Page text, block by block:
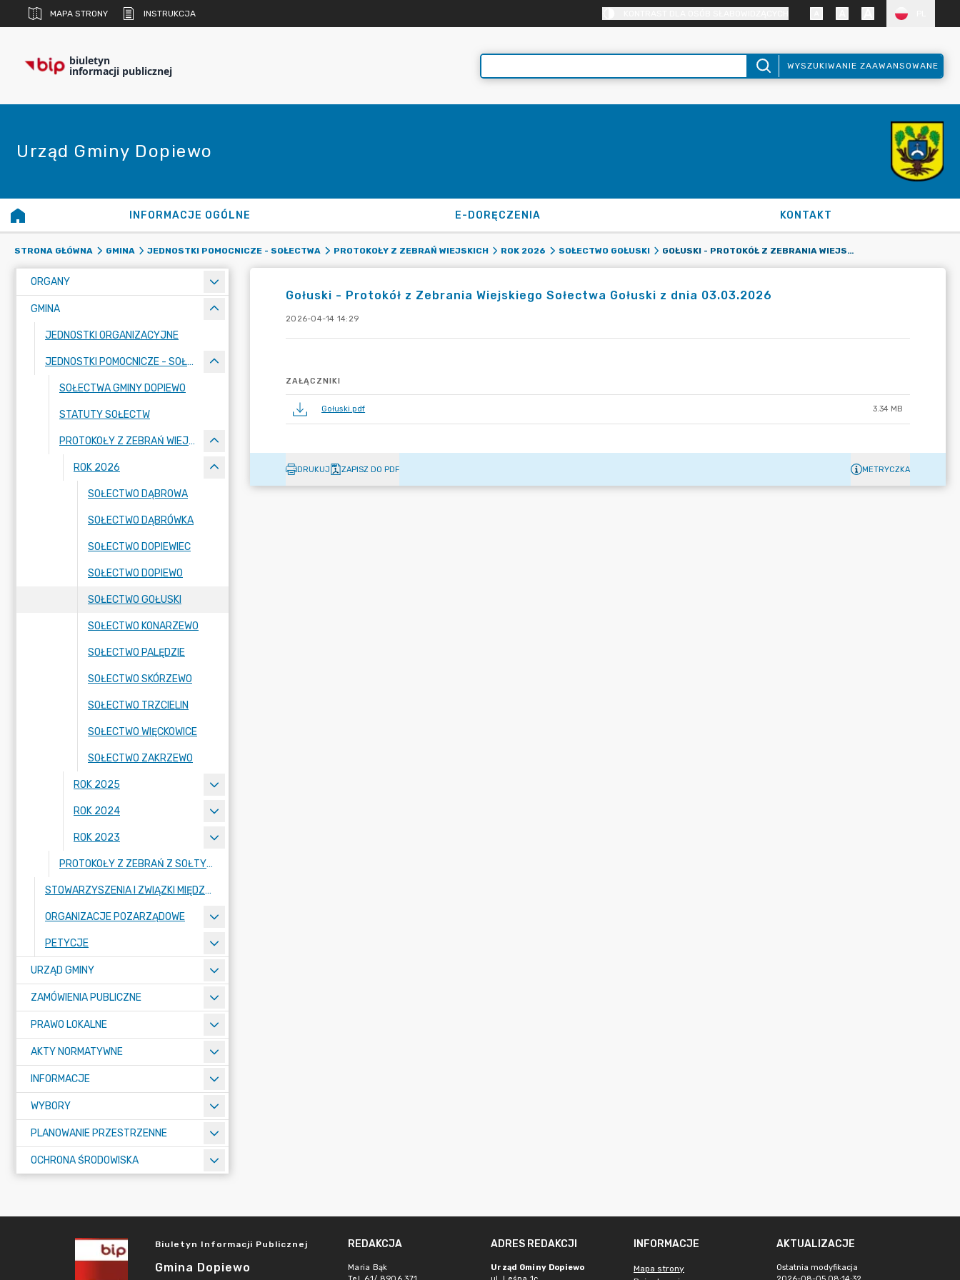
MAPA STRONY INSTRUKCJA
biuletyn
informacji publicznej WYSZUKIWANIE ZAAWANSOWANE
Urząd Gminy Dopiewo
INFORMACJE OGÓLNE E-DORĘCZENIA KONTAKT
STRONA GŁÓWNA GMINA JEDNOSTKI POMOCNICZE - SOŁECTWA PROTOKOŁY Z ZEBRAŃ WIEJSKICH ROK 2026 SOŁECTWO GOŁUSKI GOŁUSKI - PROTOKÓŁ Z ZEBRANIA WIEJSKIEGO SOŁECTWA GOŁUSKI Z DNIA 03.03.2026
ORGANY
GMINA
JEDNOSTKI ORGANIZACYJNE
JEDNOSTKI POMOCNICZE - SOŁECTWA
SOŁECTWA GMINY DOPIEWO
STATUTY SOŁECTW
PROTOKOŁY Z ZEBRAŃ WIEJSKICH
ROK 2026
SOŁECTWO DĄBROWA
SOŁECTWO DĄBRÓWKA
SOŁECTWO DOPIEWIEC
SOŁECTWO DOPIEWO
SOŁECTWO GOŁUSKI
SOŁECTWO KONARZEWO
SOŁECTWO PALĘDZIE
SOŁECTWO SKÓRZEWO
SOŁECTWO TRZCIELIN
SOŁECTWO WIĘCKOWICE
SOŁECTWO ZAKRZEWO
ROK 2025
ROK 2024
ROK 2023
PROTOKOŁY Z ZEBRAŃ Z SOŁTYSAMI
STOWARZYSZENIA I ZWIĄZKI MIĘDZYGMINNE
ORGANIZACJE POZARZĄDOWE
PETYCJE
URZĄD GMINY
ZAMÓWIENIA PUBLICZNE
PRAWO LOKALNE
AKTY NORMATYWNE
INFORMACJE
WYBORY
PLANOWANIE PRZESTRZENNE
OCHRONA ŚRODOWISKA
Gołuski - Protokół z Zebrania Wiejskiego Sołectwa Gołuski z dnia 03.03.2026
2026-04-14 14:29
ZAŁĄCZNIKI
Gołuski.pdf 3.34 MB
DRUKUJ ZAPISZ DO PDF METRYCZKA
Biuletyn Informacji Publicznej
Gmina Dopiewo
REDAKCJA
Maria Bąk
ADRES REDAKCJI
Urząd Gminy Dopiewo
INFORMACJE
Mapa strony
AKTUALIZACJE
Ostatnia modyfikacja